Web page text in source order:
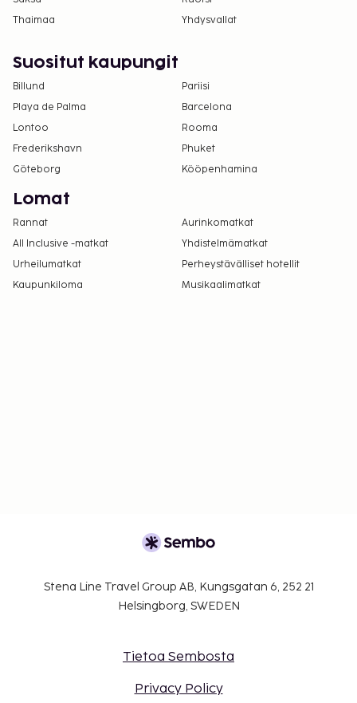
Thaimaa
Yhdysvallat
Suositut kaupungit
Billund
Pariisi
Playa de Palma
Barcelona
Lontoo
Rooma
Frederikshavn
Phuket
Göteborg
Kööpenhamina
Lomat
Rannat
Aurinkomatkat
All Inclusive -matkat
Yhdistelmämatkat
Urheilumatkat
Perheystävälliset hotellit
Kaupunkiloma
Musikaalimatkat
Stena Line Travel Group AB, Kungsgatan 6, 252 21
Helsingborg, SWEDEN
Tietoa Sembosta
Privacy Policy